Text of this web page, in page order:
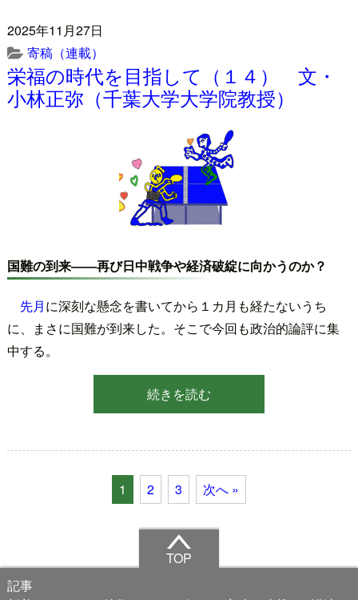
2025年11月27日
寄稿（連載）
栄福の時代を目指して（１４） 文・
小林正弥（千葉大学大学院教授）
国難の到来――再び日中戦争や経済破綻に向かうのか？
先月に深刻な懸念を書いてから１カ月も経たないうち
に、まさに国難が到来した。そこで今回も政治的論評に集
中する。
続きを読む
1 2 3 次へ »
TOP
記事